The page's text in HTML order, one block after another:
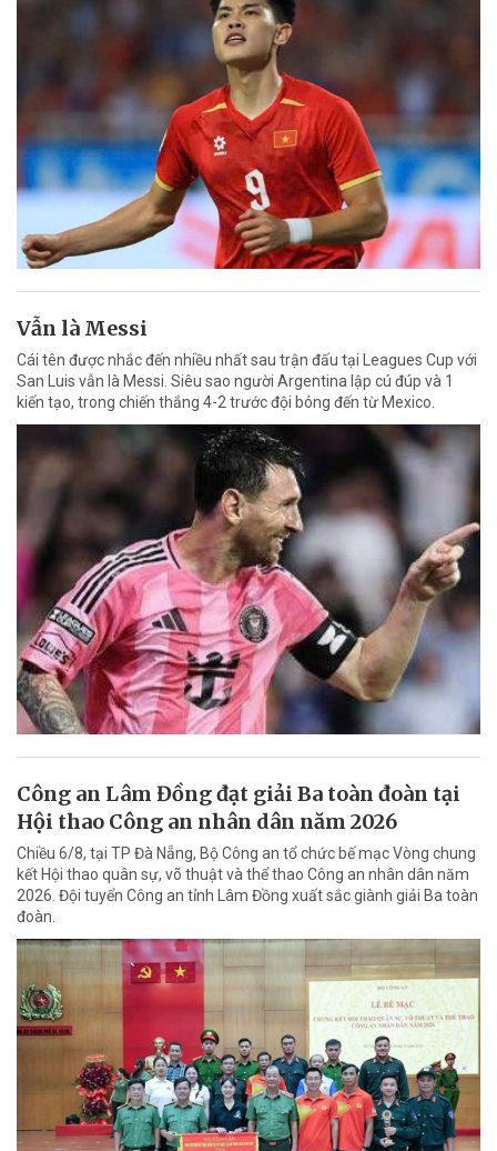
Vẫn là Messi
Cái tên được nhắc đến nhiều nhất sau trận đấu tại Leagues Cup với
San Luis vẫn là Messi. Siêu sao người Argentina lập cú đúp và 1
kiến tạo, trong chiến thắng 4-2 trước đội bóng đến từ Mexico.
Công an Lâm Đồng đạt giải Ba toàn đoàn tại
Hội thao Công an nhân dân năm 2026
Chiều 6/8, tại TP Đà Nẵng, Bộ Công an tổ chức bế mạc Vòng chung
kết Hội thao quân sự, võ thuật và thể thao Công an nhân dân năm
2026. Đội tuyển Công an tỉnh Lâm Đồng xuất sắc giành giải Ba toàn
đoàn.